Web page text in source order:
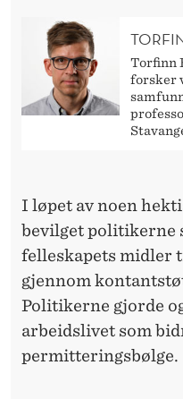
Torfinn
forsker
I løpet av noen
bevilget politikerne
felleskapets midler
gjennom
Politikerne gjorde
arbeidslivet som
permitteringsbølge.